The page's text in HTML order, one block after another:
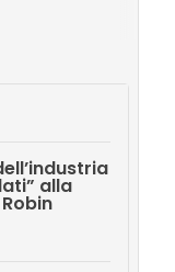
alla